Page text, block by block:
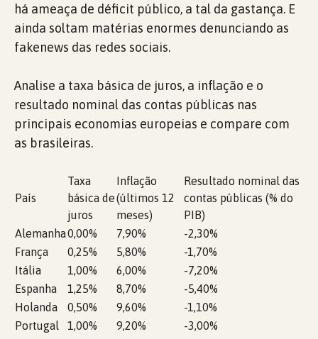
há ameaça de déficit público, a tal da gastança. E
ainda soltam matérias enormes denunciando as
fakenews das redes sociais.
Analise a taxa básica de juros, a inflação e o
resultado nominal das contas públicas nas
principais economias europeias e compare com
as brasileiras.
País
Taxa
básica de
juros
Inflação
(últimos 12
meses)
Resultado nominal das
contas públicas (% do
PIB)
Alemanha0,00% 7,90%
-2,30%
França
0,25% 5,80%
-1,70%
Itália
1,00% 6,00%
-7,20%
Espanha
1,25% 8,70%
-5,40%
Holanda
0,50% 9,60%
-1,10%
Portugal
1,00% 9,20%
-3,00%